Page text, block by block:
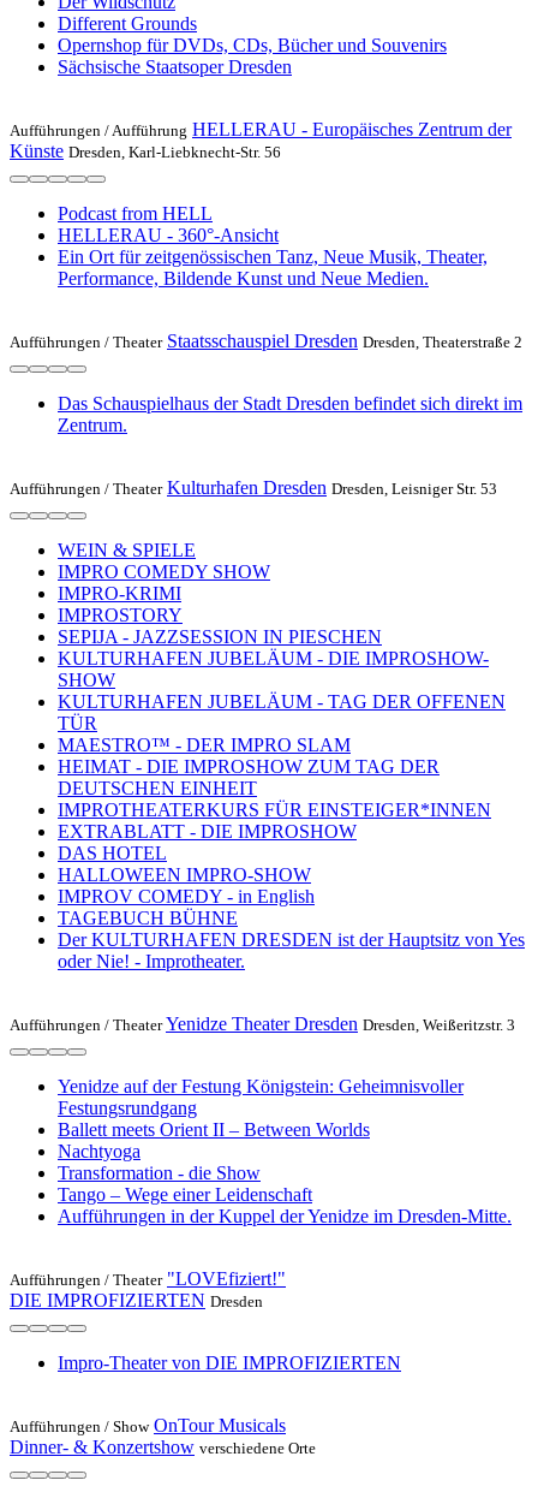
Different Grounds
Opernshop für DVDs, CDs, Bücher und Souvenirs
Sächsische Staatsoper Dresden
Aufführungen /Aufführung HELLERAU - Europäisches Zentrum der
Künste Dresden, Karl-Liebknecht-Str. 56
Podcast from HELL
HELLERAU - 360°-Ansicht
Ein Ort für zeitgenössischen Tanz, Neue Musik, Theater,
Performance, Bildende Kunst und Neue Medien.
Aufführungen / Theater Staatsschauspiel Dresden Dresden, Theaterstraße 2
Das Schauspielhaus der Stadt Dresden befindet sich direkt im
Zentrum.
Aufführungen / Theater Kulturhafen Dresden Dresden, Leisniger Str. 53
WEIN & SPIELE
IMPRO COMEDY SHOW
IMPRO-KRIMI
IMPROSTORY
SEPIJA - JAZZSESSION IN PIESCHEN
KULTURHAFEN JUBELÄUM - DIE IMPROSHOW-
SHOW
KULTURHAFEN JUBELÄUM - TAG DER OFFENEN
TÜR
MAESTRO™ - DER IMPRO SLAM
HEIMAT - DIE IMPROSHOW ZUM TAG DER
DEUTSCHEN EINHEIT
IMPROTHEATERKURS FÜR EINSTEIGER*INNEN
EXTRABLATT - DIE IMPROSHOW
DAS HOTEL
HALLOWEEN IMPRO-SHOW
IMPROV COMEDY - in English
TAGEBUCH BÜHNE
Der KULTURHAFEN DRESDEN ist der Hauptsitz von Yes
oder Nie! - Improtheater.
Aufführungen / Theater Yenidze Theater Dresden Dresden, Weißeritzstr. 3
Yenidze auf der Festung Königstein: Geheimnisvoller
Festungsrundgang
Ballett meets Orient II – Between Worlds
Nachtyoga
Transformation - die Show
Tango – Wege einer Leidenschaft
Aufführungen in der Kuppel der Yenidze im Dresden-Mitte.
Aufführungen / Theater "LOVEfiziert!"
DIE IMPROFIZIERTEN Dresden
Impro-Theater von DIE IMPROFIZIERTEN
Aufführungen / Show OnTour Musicals
Dinner- & Konzertshow verschiedene Orte